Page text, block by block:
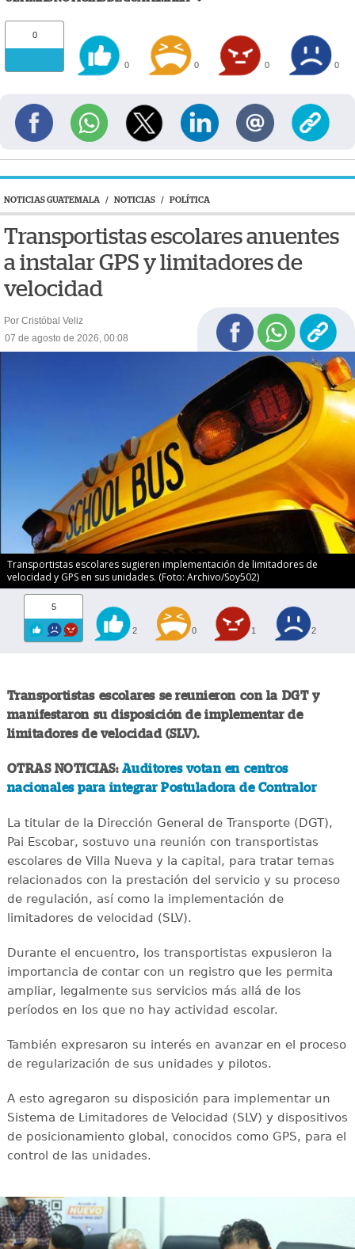
0
0 0 0 0
NOTICIAS GUATEMALA / NOTICIAS / POLÍTICA
Transportistas escolares anuentes
a instalar GPS y limitadores de
velocidad
Por Cristóbal Veliz
07 de agosto de 2026, 00:08
Transportistas escolares sugieren implementación de limitadores de
velocidad y GPS en sus unidades. (Foto: Archivo/Soy502)
5
2 0 1 2
Transportistas escolares se reunieron con la DGT y
manifestaron su disposición de implementar de
limitadores de velocidad (SLV).
OTRAS NOTICIAS: Auditores votan en centros
nacionales para integrar Postuladora de Contralor
La titular de la Dirección General de Transporte (DGT),
Pai Escobar, sostuvo una reunión con transportistas
escolares de Villa Nueva y la capital, para tratar temas
relacionados con la prestación del servicio y su proceso
de regulación, así como la implementación de
limitadores de velocidad (SLV).
Durante el encuentro, los transportistas expusieron la
importancia de contar con un registro que les permita
ampliar, legalmente sus servicios más allá de los
períodos en los que no hay actividad escolar.
También expresaron su interés en avanzar en el proceso
de regularización de sus unidades y pilotos.
A esto agregaron su disposición para implementar un
Sistema de Limitadores de Velocidad (SLV) y dispositivos
de posicionamiento global, conocidos como GPS, para el
control de las unidades.